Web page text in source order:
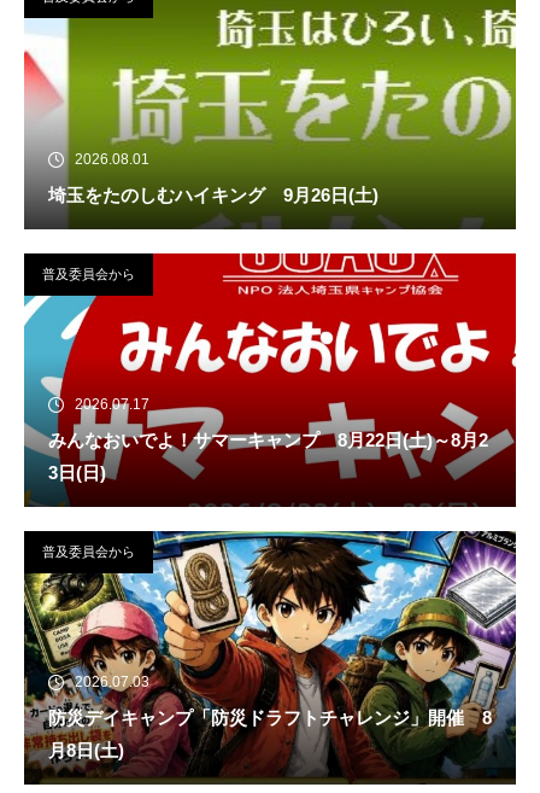
2026.08.01
埼玉をたのしむハイキング 9月26日(土)
普及委員会から
2026.07.17
みんなおいでよ！サマーキャンプ 8月22日(土)～8月2
3日(日)
普及委員会から
2026.07.03
防災デイキャンプ「防災ドラフトチャレンジ」開催 8
月8日(土)